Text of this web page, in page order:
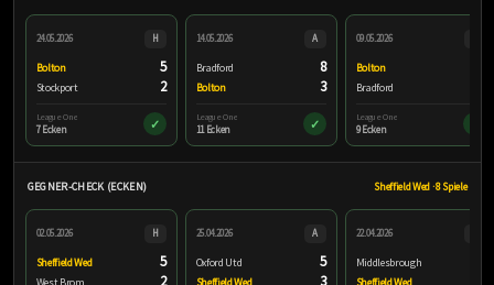
24.05.2026 H
Bolton 5
Stockport 2
League One
7 Ecken ✓
14.05.2026 A
Bradford 8
Bolton 3
League One
11 Ecken ✓
09.05.2026
Bolton
Bradford
League One
9 Ecken
GEGNER-CHECK (ECKEN) Sheffield Wed · 8 Spiele
02.05.2026 H
Sheffield Wed 5
West Brom 2
25.04.2026 A
Oxford Utd 5
Sheffield Wed 3
22.04.2026
Middlesbrough
Sheffield Wed